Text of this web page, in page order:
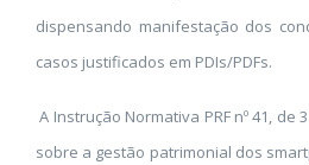
dispensando manifestação dos
casos justificados em PDIs/PDFs.
A Instrução Normativa PRF nº 41, de
sobre a gestão patrimonial dos